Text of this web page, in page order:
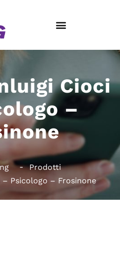
Cioci
–
Prodotti
Psicologo – Frosinone